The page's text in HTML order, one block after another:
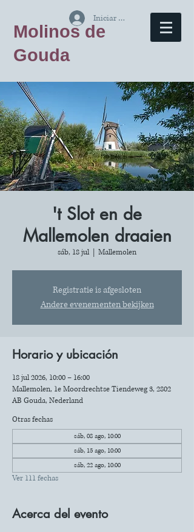
Molinos de
Gouda
Iniciar sesión
't Slot en de
Mallemolen draaien
sáb, 18 jul Mallemolen
Registratie is afgesloten
Andere evenementen bekijken
Horario y ubicación
18 jul 2026, 10:00 – 16:00
Mallemolen, 1e Moordrechtse Tiendeweg 3, 2802
AB Gouda, Nederland
Otras fechas
sáb, 08 ago, 10:00
sáb, 15 ago, 10:00
sáb, 22 ago, 10:00
Ver 111 fechas
Acerca del evento